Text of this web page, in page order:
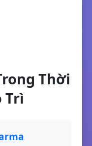
Thời
Trì